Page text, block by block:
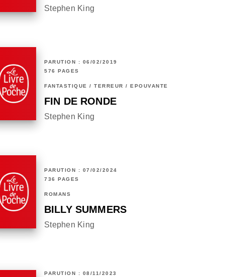
Stephen King
PARUTION : 06/02/2019
576 PAGES
FANTASTIQUE / TERREUR / EPOUVANTE
FIN DE RONDE
Stephen King
PARUTION : 07/02/2024
736 PAGES
ROMANS
BILLY SUMMERS
Stephen King
PARUTION : 08/11/2023